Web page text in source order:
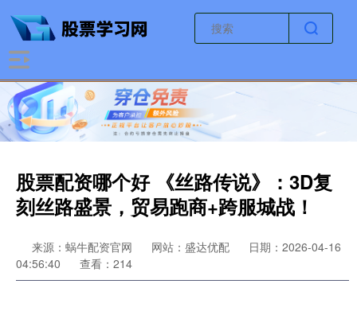
股票配资哪个好 《丝路传说》：3D复
刻丝路盛景，贸易跑商+跨服城战！
来源：蜗牛配资官网 网站：盛达优配
日期：2026-04-16
04:56:40
查看：214